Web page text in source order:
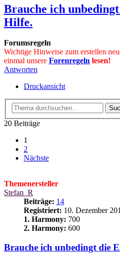
Brauche ich
Hilfe.
Forumsregeln
Wichtige Hinweise zum erstellen
einmal unsere Forenregeln lesen!
Antworten
Druckansicht
20 Beiträge
1
2
Nächste
Themenersteller
Stefan_R
Beiträge: 14
Registriert: 10. Dezember
1. Harmony: 700
2. Harmony: 600
Brauche ich unbedingt die